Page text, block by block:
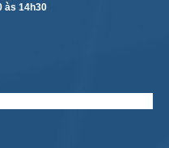
de Inteligência
Documental
às 14h30